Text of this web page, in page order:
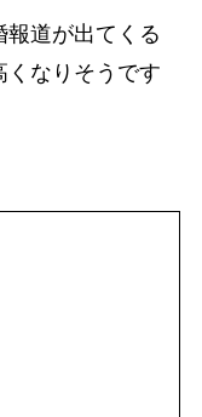
道が出てくる
くなりそうです